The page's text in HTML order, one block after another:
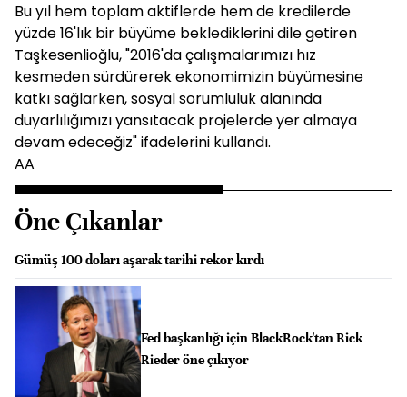
Bu yıl hem toplam aktiflerde hem de kredilerde
yüzde 16'lık bir büyüme beklediklerini dile getiren
Taşkesenlioğlu, "2016'da çalışmalarımızı hız
kesmeden sürdürerek ekonomimizin büyümesine
katkı sağlarken, sosyal sorumluluk alanında
duyarlılığımızı yansıtacak projelerde yer almaya
devam edeceğiz" ifadelerini kullandı.
AA
Öne Çıkanlar
Gümüş 100 doları aşarak tarihi rekor kırdı
Fed başkanlığı için BlackRock'tan Rick
Rieder öne çıkıyor